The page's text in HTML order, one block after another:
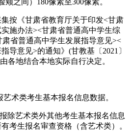
之间）180像素至300像素。
集按《甘肃省教育厅关于印发<甘肃
施办法><甘肃省普通高中学生综
省普通高中学生发展指导意见><
导意见>的通知》(甘教基〔2021〕
各地结合本地实际自行决定。
艺术类考生基本报名信息数据。
除艺术类外其他考生基本报名信息
考生报名审查资格（含艺术类）。